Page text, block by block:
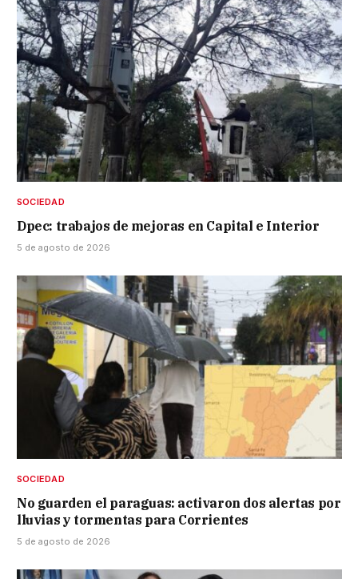
SOCIEDAD
Dpec: trabajos de mejoras en Capital e Interior
5 de agosto de 2026
SOCIEDAD
No guarden el paraguas: activaron dos alertas por
lluvias y tormentas para Corrientes
5 de agosto de 2026